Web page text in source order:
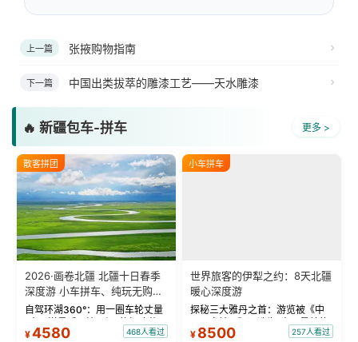
上一篇 张掖购物指南
下一篇 中国出类拔萃的雕漆工艺——天水雕漆
🔥 新疆包车-拼车 更多 >
散客拼团
2026·画卷北疆 北疆十日春季
深度游 小车拼车、纯玩无购
物！
自驾环湖360°：用一圈车轮丈量
“大西洋最后一滴眼泪”的极致蔚
蓝。 赛湖旅拍：甄选多款风格服
¥4580 468人看过
小车拼车
世界旅客的伊犁之约：8天北疆
暖心深度游
探秘三大雅丹之首：游览被《中
国国家地理》评选为“中国最美的
三大雅丹”第一名的克拉玛依魔鬼
¥ 8500 257人看过